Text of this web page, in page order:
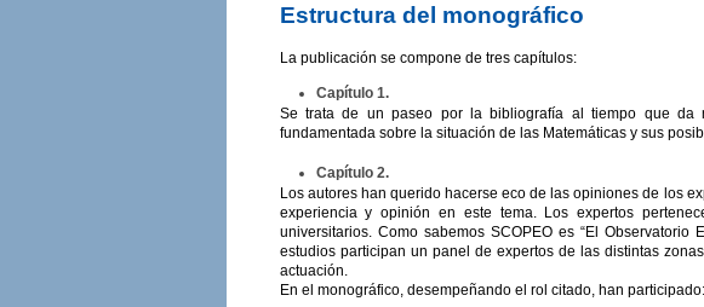
Estructura del monográfico
La publicación se compone de tres capítulos:
Capítulo 1.
Se trata de un paseo por la bibliografía al tiempo que da
fundamentada sobre la situación de las Matemáticas y sus
Capítulo 2.
Los autores han querido hacerse eco de las opiniones de los
experiencia y opinión en este tema. Los expertos
universitarios. Como sabemos SCOPEO es “El
estudios participan un panel de expertos de las distintas
actuación.
En el monográfico, desempeñando el rol citado, han participado: